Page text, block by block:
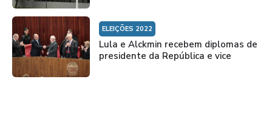
ELEIÇÕES 2022
Lula e Alckmin recebem diplomas de
presidente da República e vice